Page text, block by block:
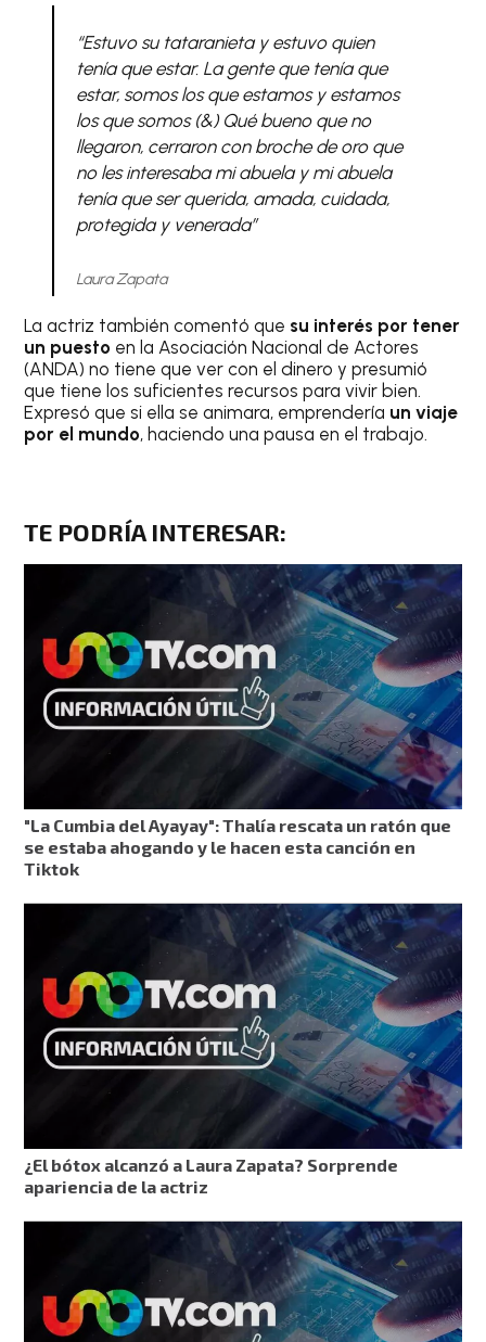
“Estuvo su tataranieta y estuvo quien
tenía que estar. La gente que tenía que
estar, somos los que estamos y estamos
los que somos (&) Qué bueno que no
llegaron, cerraron con broche de oro que
no les interesaba mi abuela y mi abuela
tenía que ser querida, amada, cuidada,
protegida y venerada”
Laura Zapata
La actriz también comentó que su interés por tener
un puesto en la Asociación Nacional de Actores
(ANDA) no tiene que ver con el dinero y presumió
que tiene los suficientes recursos para vivir bien.
Expresó que si ella se animara, emprendería un viaje
por el mundo, haciendo una pausa en el trabajo.
TE PODRÍA INTERESAR:
"La Cumbia del Ayayay": Thalía rescata un ratón que
se estaba ahogando y le hacen esta canción en
Tiktok
¿El bótox alcanzó a Laura Zapata? Sorprende
apariencia de la actriz